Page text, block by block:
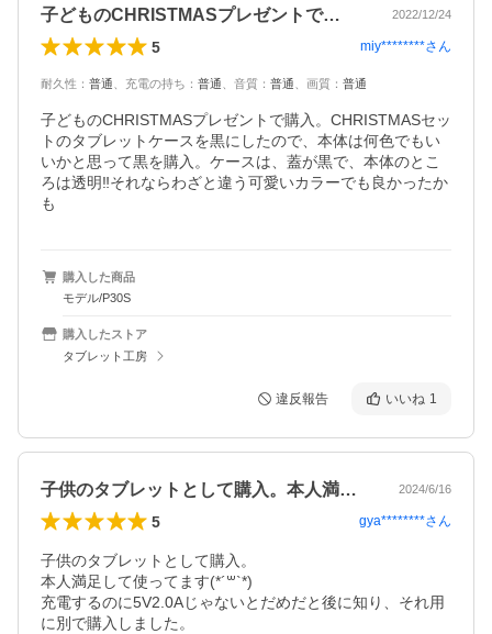
子どものCHRISTMASプレゼントで… 2022/12/24
5 miy********さん
耐久性 ： 普通 充電の持ち ： 普通 音質 ： 普通 画質 ： 普通
子どものCHRISTMASプレゼントで購入。CHRISTMASセッ
トのタブレットケースを黒にしたので、本体は何色でもい
いかと思って黒を購入。ケースは、蓋が黒で、本体のとこ
ろは透明‼️それならわざと違う可愛いカラーでも良かったか
も
購入した商品
モデル/P30S
購入したストア
タブレット工房
違反報告 いいね 1
子供のタブレットとして購入。本人満足し… 2024/6/16
5 gya********さん
子供のタブレットとして購入。
本人満足して使ってます(*´꒳`*)
充電するのに5V2.0Aじゃないとだめだと後に知り、それ用
に別で購入しました。